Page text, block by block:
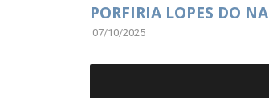
PORFIRIA LOPES DO
07/10/2025